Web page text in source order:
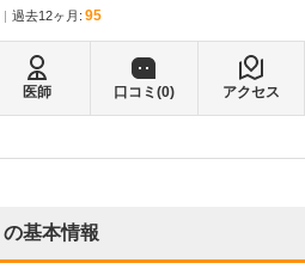
過去12ヶ月: 95
医師 口コミ(0) アクセス
の基本情報